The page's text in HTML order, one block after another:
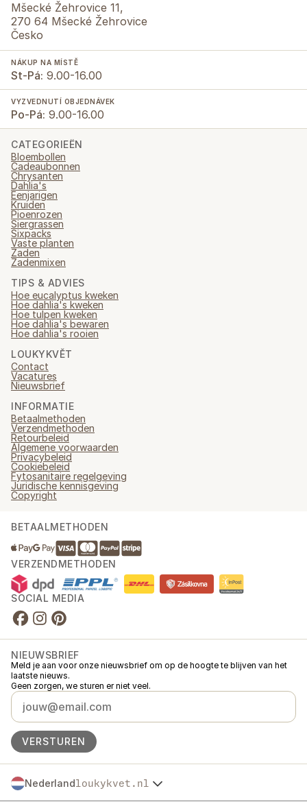
Mšecké Žehrovice 11,
270 64 Mšecké Žehrovice
Česko
NÁKUP NA MÍSTĚ
St-Pá: 9.00-16.00
VYZVEDNUTÍ OBJEDNÁVEK
Po-Pá: 9.00-16.00
CATEGORIEËN
Bloembollen
Cadeaubonnen
Chrysanten
Dahlia's
Eenjarigen
Kruiden
Pioenrozen
Siergrassen
Sixpacks
Vaste planten
Zaden
Zadenmixen
TIPS & ADVIES
Hoe eucalyptus kweken
Hoe dahlia's kweken
Hoe tulpen kweken
Hoe dahlia's bewaren
Hoe dahlia's rooien
LOUKYKVĚT
Contact
Vacatures
Nieuwsbrief
INFORMATIE
Betaalmethoden
Verzendmethoden
Retourbeleid
Algemene voorwaarden
Privacybeleid
Cookiebeleid
Fytosanitaire regelgeving
Juridische kennisgeving
Copyright
BETAALMETHODEN
VERZENDMETHODEN
SOCIAL MEDIA
NIEUWSBRIEF
Meld je aan voor onze nieuwsbrief om op de hoogte te blijven van het
laatste nieuws.
Geen zorgen, we sturen er niet veel.
VERSTUREN
Nederlandloukykvet.nl
Česko